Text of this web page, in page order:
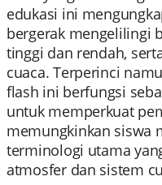
edukasi ini
bergerak mengelilingi
tinggi dan rendah,
cuaca. Terperinci
flash ini berfungsi
untuk memperkuat
memungkinkan siswa
terminologi utama
atmosfer dan sistem